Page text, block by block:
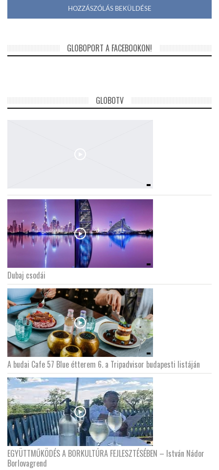
GLOBOPORT A FACEBOOKON!
GLOBOTV
Dubaj csodái
A budai Cafe 57 Blue étterem 6. a Tripadvisor budapesti listáján
EGYÜTTMŰKÖDÉS A BORKULTÚRA FEJLESZTÉSÉBEN – István Nádor
Borlovagrend